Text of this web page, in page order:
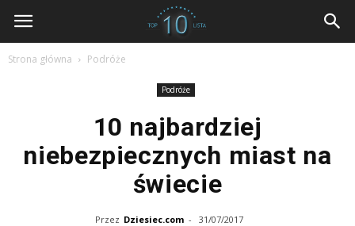
dziesiec.com
Strona główna Podróże
Podróże
10 najbardziej
niebezpiecznych miast na
świecie
Przez Dziesiec.com - 31/07/2017